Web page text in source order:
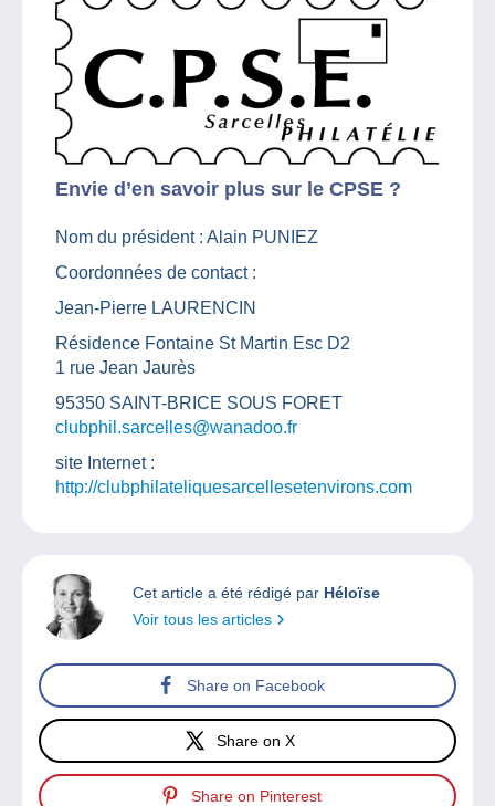
Envie d’en savoir plus sur le CPSE ?
Nom du président : Alain PUNIEZ
Coordonnées de contact :
Jean-Pierre LAURENCIN
Résidence Fontaine St Martin Esc D2
1 rue Jean Jaurès
95350 SAINT-BRICE SOUS FORET
clubphil.sarcelles@wanadoo.fr
site Internet :
http://clubphilateliquesarcellesetenvirons.com
Cet article a été rédigé par Héloïse
Voir tous les articles
Share on Facebook
Share on X
Share on Pinterest